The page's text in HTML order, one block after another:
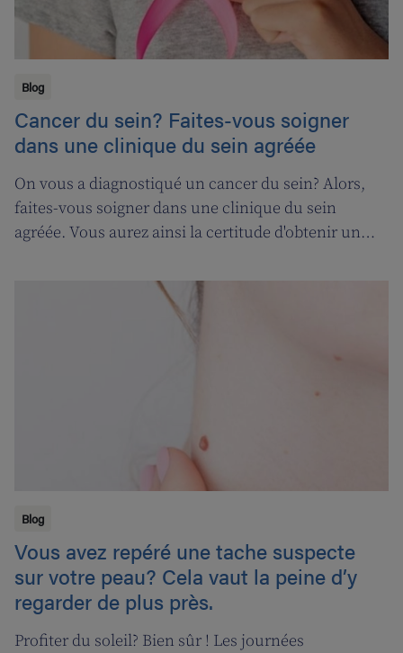
Blog
Cancer du sein? Faites-vous soigner
dans une clinique du sein agréée
On vous a diagnostiqué un cancer du sein? Alors,
faites-vous soigner dans une clinique du sein
agréée. Vous aurez ainsi la certitude d'obtenir un
également bénéficier du remboursement d'un test
pour savoir si une chimiothérapie peut vous être
Blog
Vous avez repéré une tache suspecte
sur votre peau? Cela vaut la peine d’y
regarder de plus près.
Profiter du soleil? Bien sûr ! Les journées